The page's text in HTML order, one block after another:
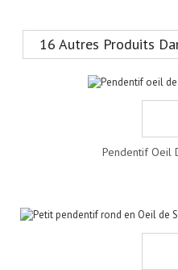
16 Autres Produits
Pendentif Oeil